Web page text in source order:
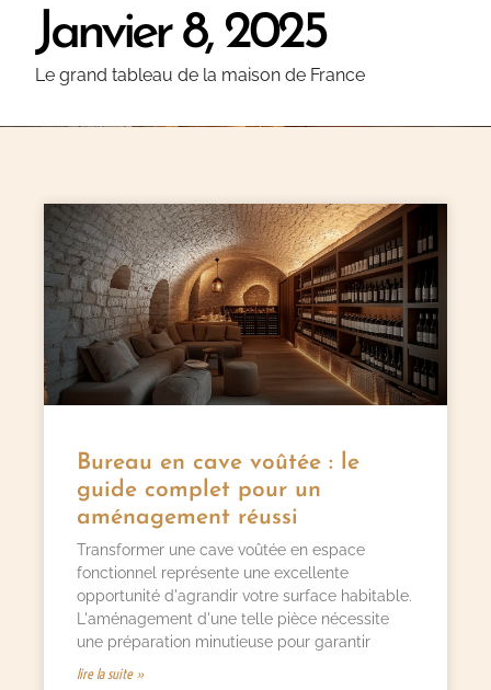
Janvier 8, 2025
Le grand tableau de la maison de France
Bureau en cave voûtée : le
guide complet pour un
aménagement réussi
Transformer une cave voûtée en espace
fonctionnel représente une excellente
opportunité d'agrandir votre surface habitable.
L'aménagement d'une telle pièce nécessite
une préparation minutieuse pour garantir
lire la suite »